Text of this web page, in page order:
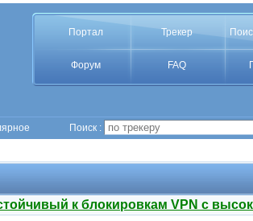
Портал Трекер
Форум FAQ
Поиск :
к блокировкам VPN с